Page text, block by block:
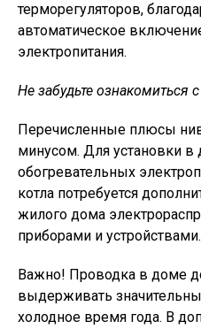
терморегуляторов,
автоматическое
электропитания.
Не забудьте ознакомиться
Перечисленные плюсы
минусом. Для установки
обогревательных
котла потребуется
жилого дома
приборами и устройствами.
Важно! Проводка в доме
выдерживать
холодное время года. В